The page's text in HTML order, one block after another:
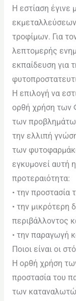
Η εστίαση έγινε
τροφίμων. Για
λεπτομερής
εκπαίδευση για
Η επιλογή να
ορθή χρήση των
των
την ελλιπή
των
εγκυμονεί αυτή
προτεραιότητα:
• την προστασία
• την μικρότερη
περιβάλλοντος
• την παραγωγή
Ποιοι είναι οι
Η ορθή χρήση
προστασία του
των
accessibility.